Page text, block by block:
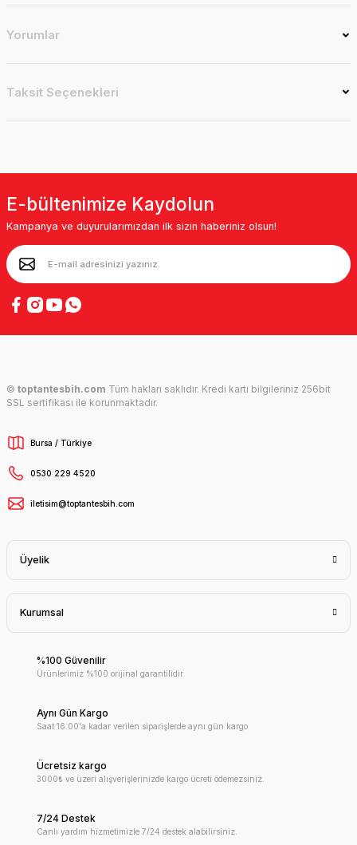
Yorumlar
Taksit Seçenekleri
E-bültenimize Kaydolun
Kampanya ve duyurularımızdan ilk sizin haberiniz olsun!
© toptantesbih.com Tüm hakları saklıdır. Kredi kartı bilgileriniz 256bit
SSL sertifikası ile korunmaktadır.
Bursa / Türkiye
0530 229 4520
iletisim@toptantesbih.com
Üyelik
Kurumsal
%100 Güvenilir
Ürünlerimiz %100 orijinal garantilidir.
Aynı Gün Kargo
Saat 16:00'a kadar verilen siparişlerde aynı gün kargo
Ücretsiz kargo
3000₺ ve üzeri alışverişlerinizde kargo ücreti ödemezsiniz.
7/24 Destek
Canlı yardım hizmetimizle 7/24 destek alabilirsiniz.